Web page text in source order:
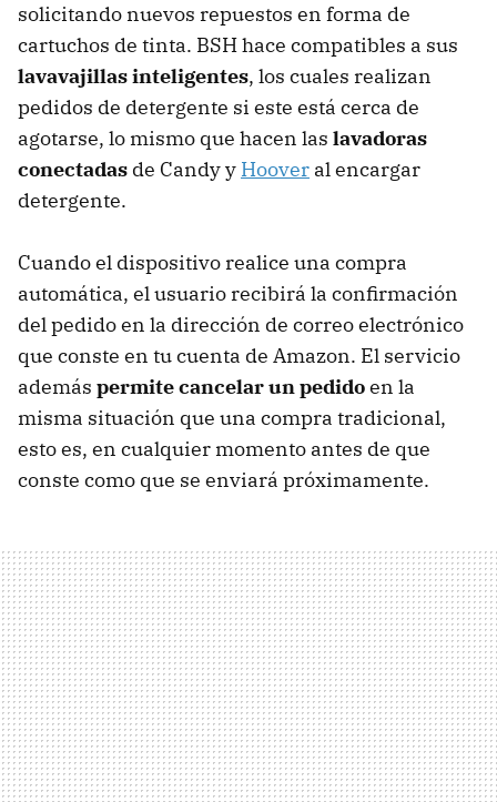
solicitando nuevos repuestos en forma de
cartuchos de tinta. BSH hace compatibles a sus
lavavajillas inteligentes, los cuales realizan
pedidos de detergente si este está cerca de
agotarse, lo mismo que hacen las lavadoras
conectadas de Candy y Hoover al encargar
detergente.
Cuando el dispositivo realice una compra
automática, el usuario recibirá la confirmación
del pedido en la dirección de correo electrónico
que conste en tu cuenta de Amazon. El servicio
además permite cancelar un pedidoen la
misma situación que una compra tradicional,
esto es, en cualquier momento antes de que
conste como que se enviará próximamente.